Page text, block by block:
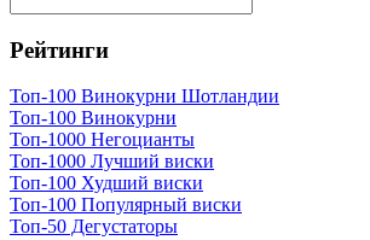
Рейтинги
Топ-100 Винокурни Шотландии
Топ-100 Винокурни
Топ-1000 Негоцианты
Топ-1000 Лучший виски
Топ-100 Худший виски
Топ-100 Популярный виски
Топ-50 Дегустаторы